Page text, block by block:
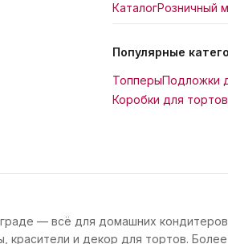
КаталогРозничный
Популярные
ТопперыПодложки
Коробки для тортов
— всё для домашних
и декор для тортов.